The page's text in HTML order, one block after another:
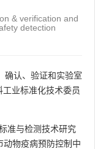
国际标准
& verification and
detection
确认、验证和实验室
工业标准化技术委员
准与检测技术研究
动物疫病预防控制中